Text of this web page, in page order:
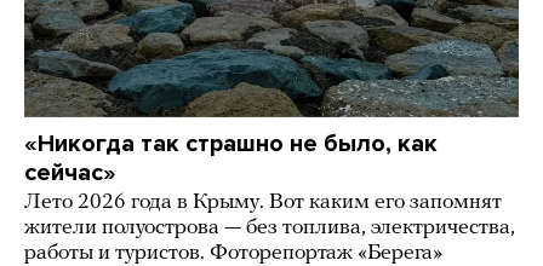
«Никогда так страшно не было, как
сейчас»
Лето 2026 года в Крыму. Вот каким его запомнят
жители полуострова — без топлива, электричества,
работы и туристов. Фоторепортаж «Берега»